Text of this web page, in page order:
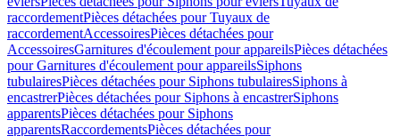
raccordementPièces détachées pour Tuyaux de
raccordementAccessoiresPièces détachées pour
AccessoiresGarnitures d'écoulement pour appareilsPièces détachées
pour Garnitures d'écoulement pour appareilsSiphons
tubulairesPièces détachées pour Siphons tubulairesSiphons à
encastrerPièces détachées pour Siphons à encastrerSiphons
apparentsPièces détachées pour Siphons
apparentsRaccordementsPièces détachées pour